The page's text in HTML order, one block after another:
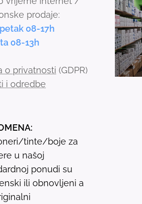
prodaje:
08-17h
08-13h
o privatnosti (GDPR)
i odredbe
tinte/boje za
u našoj
ponudi su
ili obnovljeni a